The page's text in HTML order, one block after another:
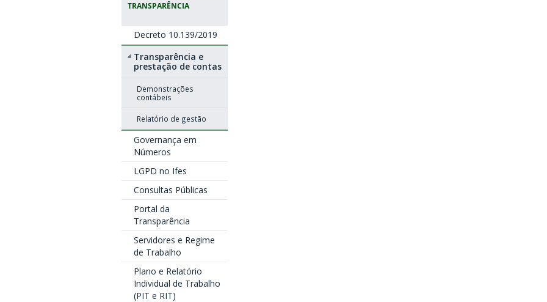
TRANSPARÊNCIA
Decreto 10.139/2019
Transparência e
prestação de contas
Demonstrações
contábeis
Relatório de gestão
Governança em
Números
LGPD no Ifes
Consultas Públicas
Portal da
Transparência
Servidores e Regime
de Trabalho
Plano e Relatório
Individual de Trabalho
(PIT e RIT)